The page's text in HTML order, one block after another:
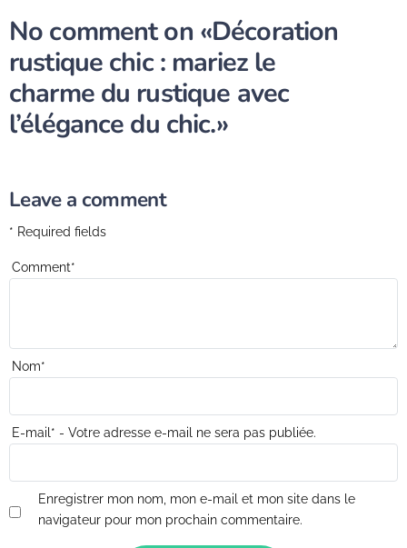
No comment on «Décoration
rustique chic : mariez le
charme du rustique avec
l’élégance du chic.»
Leave a comment
* Required fields
Comment*
Nom*
E-mail* - Votre adresse e-mail ne sera pas publiée.
Enregistrer mon nom, mon e-mail et mon site dans le
navigateur pour mon prochain commentaire.